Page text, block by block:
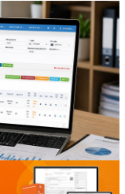
[…]